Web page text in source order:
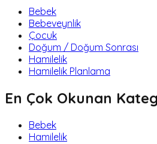
Bebek
Bebeveynlik
Çocuk
Doğum / Doğum Sonrası
Hamilelik
Hamilelik Planlama
En Çok Okunan
Bebek
Hamilelik